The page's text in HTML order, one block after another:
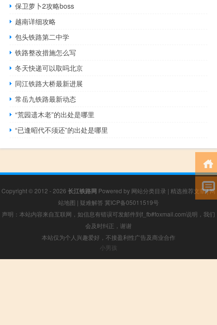
保卫萝卜2攻略boss
越南详细攻略
包头铁路第二中学
铁路整改措施怎么写
冬天快递可以取吗北京
同江铁路大桥最新进展
常岳九铁路最新动态
“荒园遗木老”的出处是哪里
“已逢昭代不须还”的出处是哪里
Copyright © 2012 - 2026 长江铁路网 Powered by 网站分类目录 | 精选推荐文章|网
站地图 | 疑难解答 冀ICP备05011519号
声明：本站内容来自互联网，如信息有错误可发邮件到f_fb#foxmail.com说明，我们
会及时纠正，谢谢
本站仅为个人兴趣爱好，不接盈利性广告及商业合作
小男孩